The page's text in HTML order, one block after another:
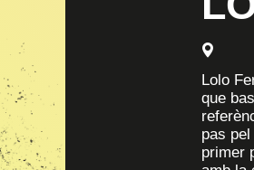
Lolo
que
pas
primer